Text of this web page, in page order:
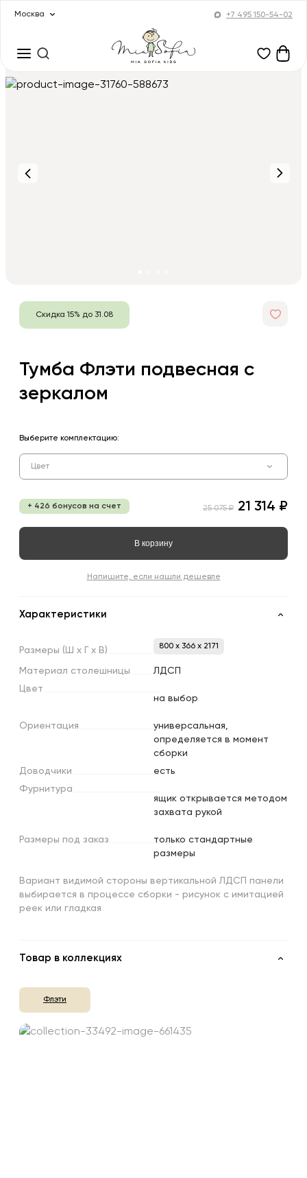
Москва +7 495 150-54-02
Скидка 15% до 31.08
Тумба Флэти подвесная с
зеркалом
Выберите комплектацию:
Цвет
+ 426 бонусов на счет 25 075 ₽ 21 314 ₽
В корзину
Напишите, если нашли дешевле
Характеристики
Размеры (Ш х х В) 800 x 366 x 2171
Материал столешницы
ЛДСП
Цвет
на выбор
Ориентация
универсальная,
определяется в момент
сборки
Доводчики
есть
Фурнитура
ящик открывается методом
захвата рукой
Размеры под заказ
только стандартные
размеры
Вариант видимой стороны вертикальной ЛДСП панели
выбирается в процессе сборки - рисунок с имитацией
реек или гладкая
Товар в коллекциях
Флэти